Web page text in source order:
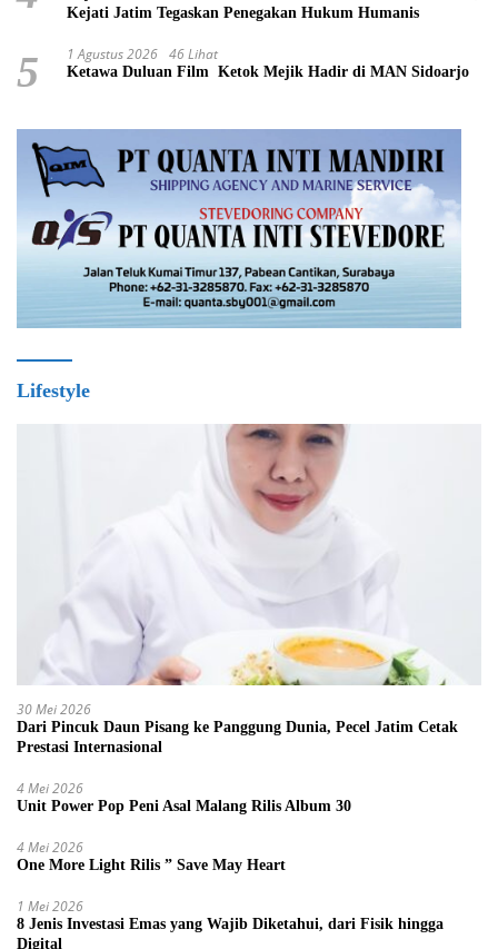
Kejati Jatim Tegaskan Penegakan Hukum Humanis
5 1 Agustus 2026 46 Lihat
Ketawa Duluan Film Ketok Mejik Hadir di MAN Sidoarjo
Lifestyle
30 Mei 2026
Dari Pincuk Daun Pisang ke Panggung Dunia, Pecel Jatim Cetak
Prestasi Internasional
4 Mei 2026
Unit Power Pop Peni Asal Malang Rilis Album 30
4 Mei 2026
One More Light Rilis ” Save May Heart
1 Mei 2026
8 Jenis Investasi Emas yang Wajib Diketahui, dari Fisik hingga
Digital